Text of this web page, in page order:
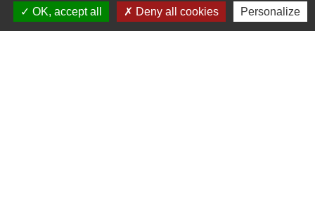
OK, accept all
Deny all cookies Personalize